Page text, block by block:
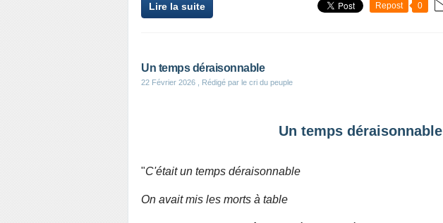
Lire la suite Repost 0
Un temps déraisonnable
22 Février 2026 , Rédigé par le cri du peuple
Un temps déraisonnable
"C'était un temps déraisonnable
On avait mis les morts à table